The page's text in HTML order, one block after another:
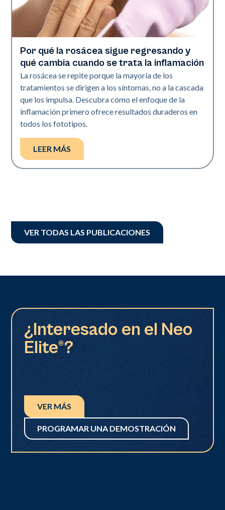
Salud de la piel
Por qué la rosácea sigue regresando y
qué cambia cuando se trata la inflamación
La rosácea se repite porque la mayoría de los
tratamientos se dirigen a los síntomas, no a la cascada
que los impulsa. Descubra cómo el enfoque de la
inflamación primero ofrece resultados duraderos en
todos los fototipos.
LEER MÁS
VER TODAS LAS PUBLICACIONES
¿Interesado en el Neo
Elite®?
VER MÁS
PROGRAMAR UNA DEMOSTRACIÓN